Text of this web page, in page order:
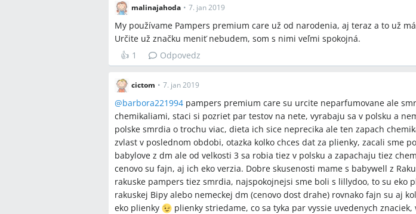
malinajahoda • 7. jan 2019
My používame Pampers premium care už od narodenia, aj teraz a to už
Určite už značku meniť nebudem, som s nimi veľmi spokojná.
👍 1 Odpovedz
cictom • 7. jan 2019
@barbora221994 pampers premium care su urcite neparfumovane ale
chemikaliami, staci si pozriet par testov na nete, vyrabaju sa v polsku a
polske smrdia o trochu viac, dieta ich sice neprecika ale ten zapach
zvlast v poslednom obdobi, otazka kolko chces dat za plienky, zacali sme
babylove z dm ale od velkosti 3 sa robia tiez v polsku a zapachaju tiez
cenovo su fajn, aj ich eko verzia. Dobre skusenosti mame s babywell z
rakuske pampers tiez smrdia, najspokojnejsi sme boli s lillydoo, to su eko
rakuskej Bipy alebo nemeckej dm (cenovo dost drahe) rovnako fajn su aj
eko plienky
plienky striedame, co sa tyka par vyssie uvedenych znaciek,